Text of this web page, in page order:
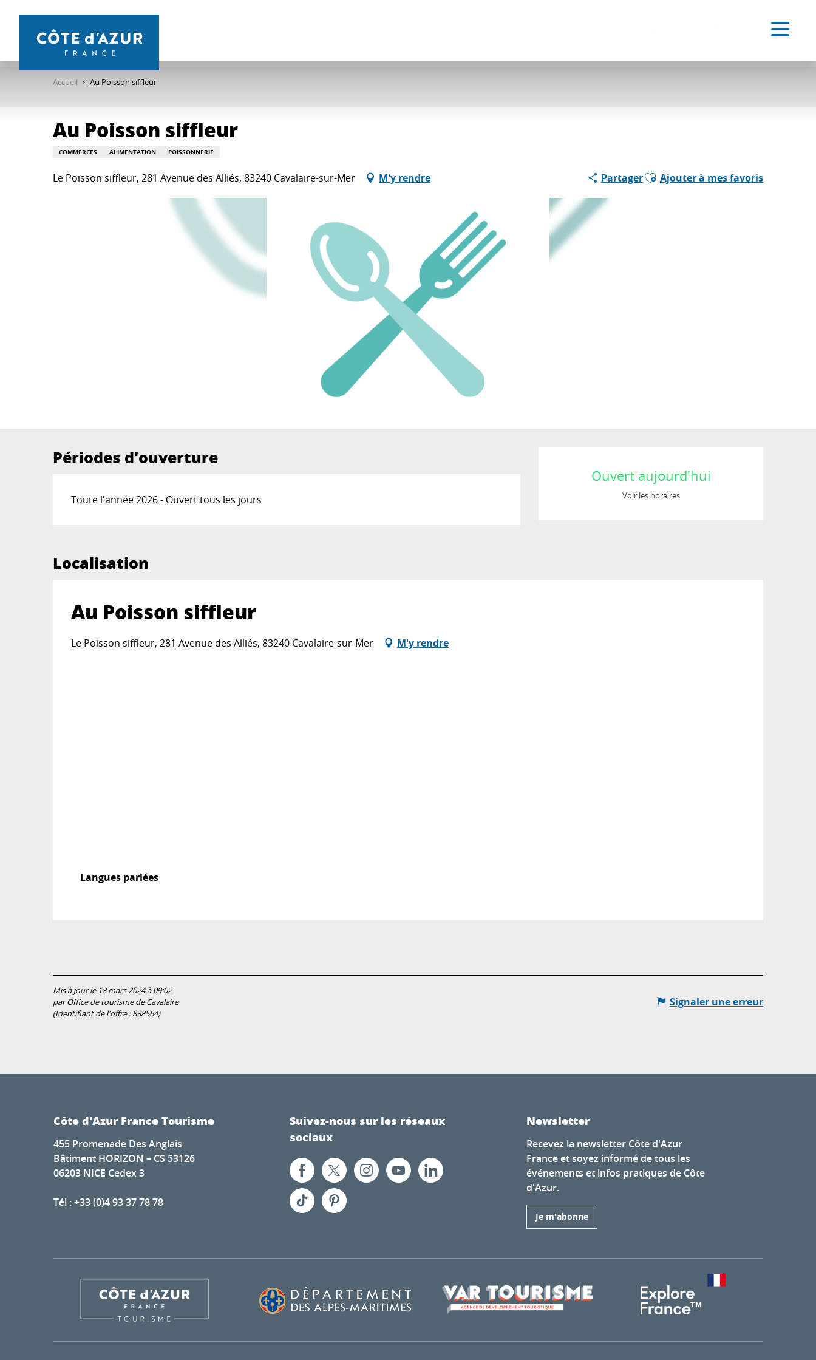
contenu
Accueil Au Poisson siffleur
Au Poisson siffleur
COMMERCES ALIMENTATION POISSONNERIE
Le Poisson siffleur, 281 Avenue des Alliés, 83240 Cavalaire-sur-Mer M'y rendre PartagerAjouter aux favoris
Ajouter à mes favoris
Ouverture et
Ouvert aujourd'hui
Voir les horaires
Périodes d'ouverture
Toute l'année 2026 - Ouvert tous les jours
Localisation
Au Poisson siffleur
Le Poisson siffleur, 281 Avenue des Alliés, 83240 Cavalaire-sur-Mer M'y rendre
Langues parlées
Langues parlées
Mis à jour le 18 mars 2024 à 09:02
par Office de tourisme de Cavalaire
(Identifiant de l'offre :838564)
Signaler une erreur
Côte d'Azur France Tourisme
455 Promenade Des Anglais
Bâtiment HORIZON – CS 53126
06203 NICE Cedex 3
Tél : +33 (0)4 93 37 78 78
Suivez-nous sur les réseaux
sociaux
Newsletter
Recevez la newsletter Côte d'Azur
France et soyez informé de tous les
événements et infos pratiques de Côte
d'Azur.
Je m'abonne